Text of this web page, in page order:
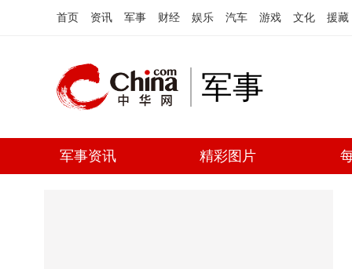
首页 资讯 军事 财经 娱乐 汽车 游戏 文化 援藏
军事
军事资讯 精彩图片